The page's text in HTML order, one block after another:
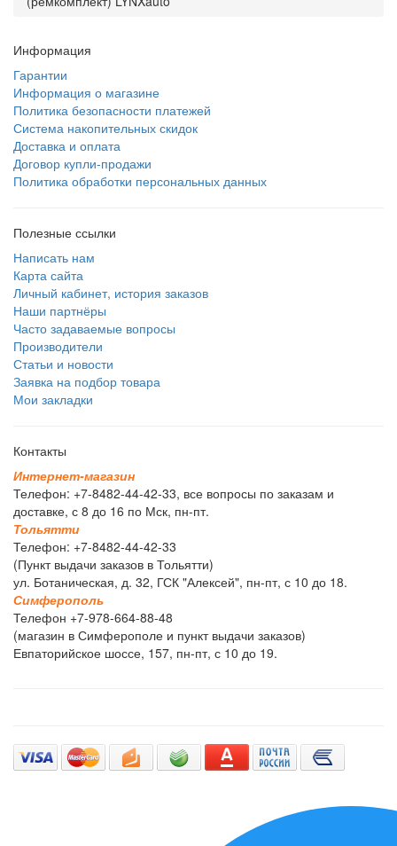
Информация
Гарантии
Информация о магазине
Политика безопасности платежей
Система накопительных скидок
Доставка и оплата
Договор купли-продажи
Политика обработки персональных данных
Полезные ссылки
Написать нам
Карта сайта
Личный кабинет, история заказов
Наши партнёры
Часто задаваемые вопросы
Производители
Статьи и новости
Заявка на подбор товара
Мои закладки
Контакты
Интернет-магазин
Телефон: +7-8482-44-42-33, все вопросы по заказам и
доставке, с 8 до 16 по Мск, пн-пт.
Тольятти
Телефон: +7-8482-44-42-33
(Пункт выдачи заказов в Тольятти)
ул. Ботаническая, д. 32, ГСК "Алексей", пн-пт, с 10 до 18.
Симферополь
Телефон +7-978-664-88-48
(магазин в Симферополе и пункт выдачи заказов)
Евпаторийское шоссе, 157, пн-пт, с 10 до 19.